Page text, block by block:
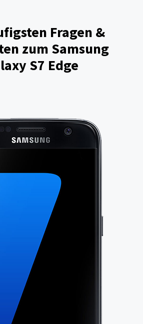
Fragen &
zum Samsung
S7 Edge